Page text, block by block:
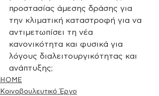
προστασίας άμεσης δράσης για
την κλιματική καταστροφή για να
αντιμετωπίσει τη νέα
κανονικότητα και φυσικά για
λόγους διαλειτουργικότητας και
ανάπτυξης;
HOME
Κοινοβουλευτικό Έργο